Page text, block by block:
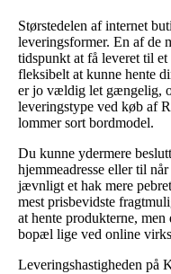
Størstedelen af internet
leveringsformer. En af de
tidspunkt at få leveret til
fleksibelt at kunne hente
er jo vældig let gængelig,
leveringstype ved køb af
lommer sort bordmodel.
Du kunne ydermere
hjemmeadresse eller til
jævnligt et hak mere
mest prisbevidste
at hente produkterne,
bopæl lige ved online
Leveringshastigheden på